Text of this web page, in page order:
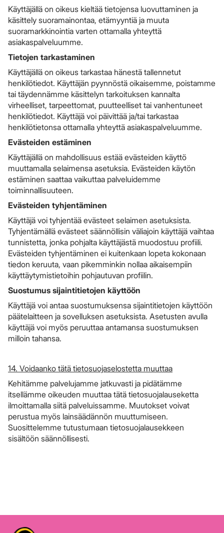
Käyttäjällä on oikeus kieltää tietojensa luovuttaminen ja
käsittely suoramainontaa, etämyyntiä ja muuta
suoramarkkinointia varten ottamalla yhteyttä
asiakaspalveluumme.
Tietojen tarkastaminen
Käyttäjällä on oikeus tarkastaa hänestä tallennetut
henkilötiedot. Käyttäjän pyynnöstä oikaisemme, poistamme
tai täydennämme käsittelyn tarkoituksen kannalta
virheelliset, tarpeettomat, puutteelliset tai vanhentuneet
henkilötiedot. Käyttäjä voi päivittää ja/tai tarkastaa
henkilötietonsa ottamalla yhteyttä asiakaspalveluumme.
Evästeiden estäminen
Käyttäjällä on mahdollisuus estää evästeiden käyttö
muuttamalla selaimensa asetuksia. Evästeiden käytön
estäminen saattaa vaikuttaa palveluidemme
toiminnallisuuteen.
Evästeiden tyhjentäminen
Käyttäjä voi tyhjentää evästeet selaimen asetuksista.
Tyhjentämällä evästeet säännöllisin väliajoin käyttäjä vaihtaa
tunnistetta, jonka pohjalta käyttäjästä muodostuu profiili.
Evästeiden tyhjentäminen ei kuitenkaan lopeta kokonaan
tiedon keruuta, vaan pikemminkin nollaa aikaisempiin
käyttäytymistietoihin pohjautuvan profiilin.
Suostumus sijaintitietojen käyttöön
Käyttäjä voi antaa suostumuksensa sijaintitietojen käyttöön
päätelaitteen ja sovelluksen asetuksista. Asetusten avulla
käyttäjä voi myös peruuttaa antamansa suostumuksen
milloin tahansa.
14. Voidaanko tätä tietosuojaselostetta muuttaa
Kehitämme palvelujamme jatkuvasti ja pidätämme
itsellämme oikeuden muuttaa tätä tietosuojalauseketta
ilmoittamalla siitä palveluissamme. Muutokset voivat
perustua myös lainsäädännön muuttumiseen.
Suosittelemme tutustumaan tietosuojalausekkeen
sisältöön säännöllisesti.